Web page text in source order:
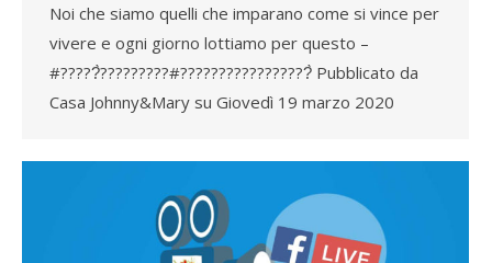
Noi che siamo quelli che imparano come si vince per
vivere e ogni giorno lottiamo per questo –
#?????̀?????????#?????????????????̀ Pubblicato da
Casa Johnny&Mary su Giovedì 19 marzo 2020